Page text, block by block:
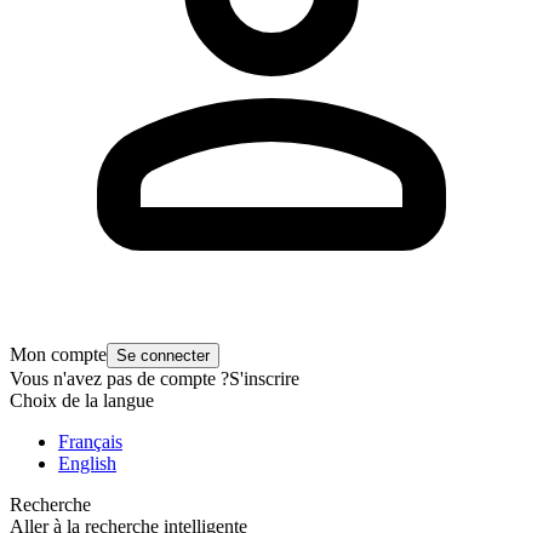
Mon compte Se connecter
Vous n'avez pas de compte ?S'inscrire
Choix de la langue
Français
English
Recherche
Aller à la recherche intelligente